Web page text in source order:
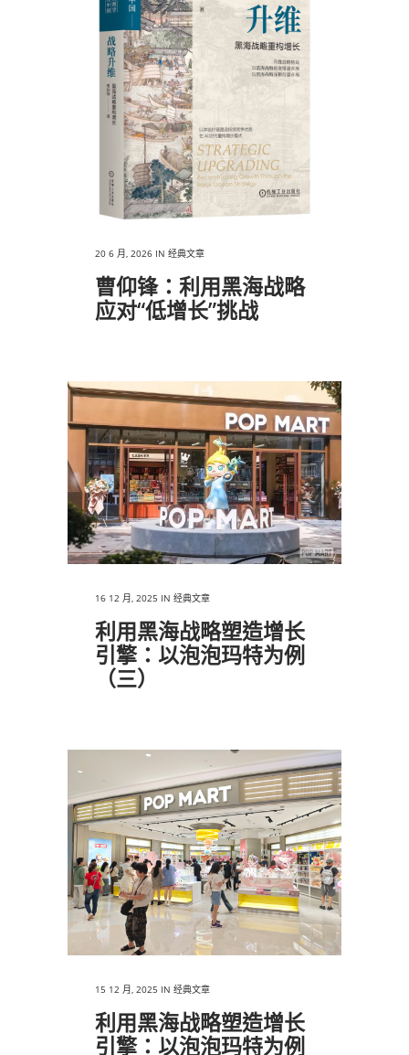
20 6 月, 2026 IN 经典文章
曹仰锋：利用黑海战略
应对“低增长”挑战
16 12 月, 2025 IN 经典文章
利用黑海战略塑造增长
引擎：以泡泡玛特为例
（三）
15 12 月, 2025 IN 经典文章
利用黑海战略塑造增长
引擎：以泡泡玛特为例